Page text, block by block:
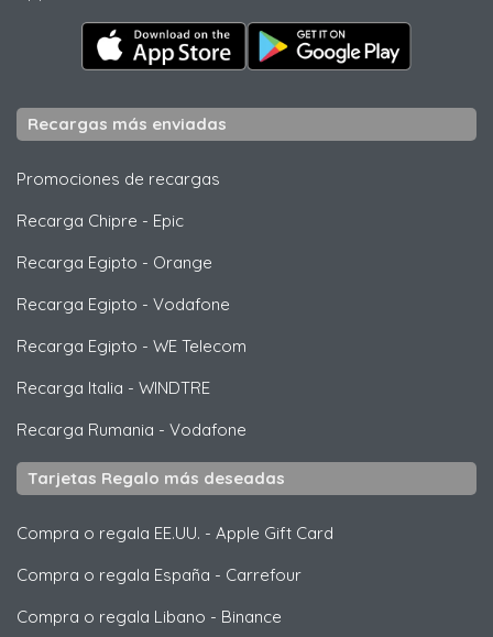
Recargas más enviadas
Promociones de recargas
Recarga Chipre - Epic
Recarga Egipto - Orange
Recarga Egipto - Vodafone
Recarga Egipto - WE Telecom
Recarga Italia - WINDTRE
Recarga Rumania - Vodafone
Tarjetas Regalo más deseadas
Compra o regala EE.UU. - Apple Gift Card
Compra o regala España - Carrefour
Compra o regala Libano - Binance